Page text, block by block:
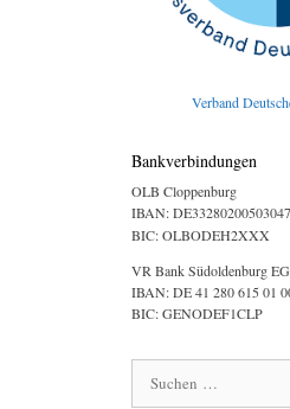
Verband
Bankverbindungen
OLB Cloppenburg
IBAN:
BIC: OLBODEH2XXX
VR Bank Südoldenburg EG
IBAN: DE 41 280 615 01
BIC: GENODEF1CLP
nach: